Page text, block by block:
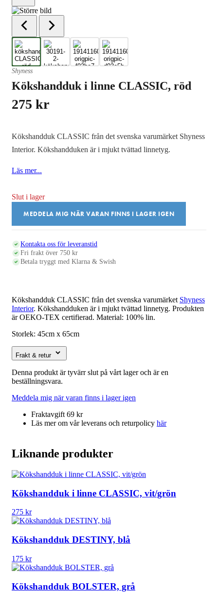
Shyness
Kökshandduk i linne CLASSIC, röd
275 kr
Kökshandduk CLASSIC från det svenska varumärket Shyness
Interior. Kökshandduken är i mjukt tvättad linnetyg.
Läs mer...
Slut i lager
MEDDELA MIG NÄR VARAN FINNS I LAGER IGEN
Kontakta oss för leveranstid
Fri frakt över 750 kr
Betala tryggt med Klarna & Swish
Kökshandduk CLASSIC från det svenska varumärket Shyness
Interior. Kökshandduken är i mjukt tvättad linnetyg. Produkten
är OEKO-TEX certifierad. Material: 100% lin.
Storlek: 45cm x 65cm
Frakt & retur
Denna produkt är tyvärr slut på vårt lager och är en
beställningsvara.
Meddela mig när varan finns i lager igen
Fraktavgift 69 kr
Läs mer om vår leverans och returpolicy här
Liknande produkter
Kökshandduk i linne CLASSIC, vit/grön
275 kr
Kökshandduk DESTINY, blå
175 kr
Kökshandduk BOLSTER, grå